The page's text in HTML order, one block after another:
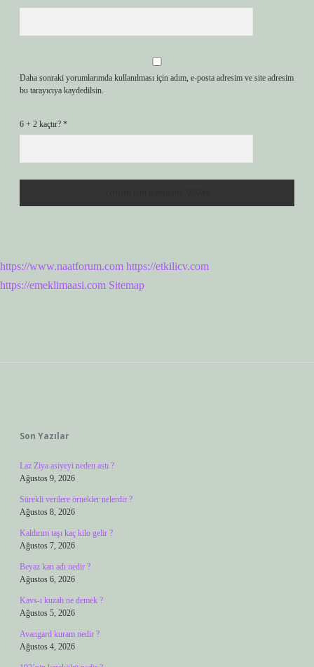
Daha sonraki yorumlarımda kullanılması için adım, e-posta adresim ve site adresim
bu tarayıcıya kaydedilsin.
6 + 2 kaçtır? *
https://www.naatforum.com https://etkilicv.com
https://emeklimaasi.com Sitemap
Son Yazılar
Laz Ziya asiyeyi neden astı ?
Ağustos 9, 2026
Sürekli verilere örnekler nelerdir ?
Ağustos 8, 2026
Kaldırım taşı kaç kilo gelir ?
Ağustos 7, 2026
Beyaz kan adı nedir ?
Ağustos 6, 2026
Kavs-ı kuzah ne demek ?
Ağustos 5, 2026
Avangard kuram nedir ?
Ağustos 4, 2026